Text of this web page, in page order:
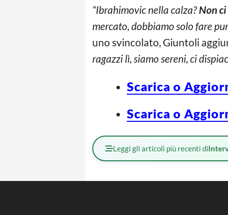
“Ibrahimovic nella calza?Non
mercato, dobbiamo solo fare
uno svincolato, Giuntoli
ragazzi lì, siamo sereni, ci
Scarica o
Scarica o
Leggi gli articoli più recenti di